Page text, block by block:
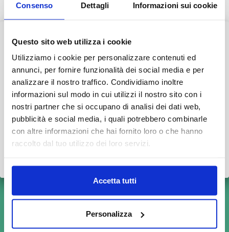
Consenso Dettagli Informazioni sui cookie
Questo sito web utilizza i cookie
Utilizziamo i cookie per personalizzare contenuti ed
annunci, per fornire funzionalità dei social media e per
analizzare il nostro traffico. Condividiamo inoltre
informazioni sul modo in cui utilizzi il nostro sito con i
nostri partner che si occupano di analisi dei dati web,
pubblicità e social media, i quali potrebbero combinarle
con altre informazioni che hai fornito loro o che hanno
raccolto dal tuo utilizzo dei loro servizi.
Accetta tutti
Personalizza
CONTATTI
Scopri i numeri di prenotazione telefonica
LINK UTILI
AVVISO AI PAZIENTI
Durante il mese di agosto alcuni Centri potrebbero osservare
orari ridotti o periodi di chiusura.
👉 Vi invitiamo a consultare ilcalendario completo con le
variazioni di agosto.
Grazie.